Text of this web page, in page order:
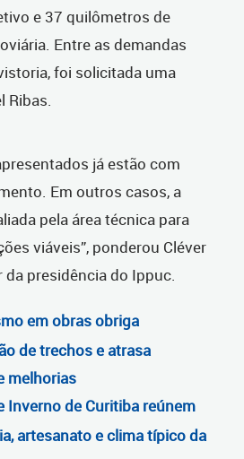
e 37 quilômetros de
Entre as demandas
foi solicitada uma
Ribas.
já estão com
Em outros casos, a
pela área técnica para
viáveis”, ponderou Cléver
da presidência do Ippuc.
em obras obriga
de trechos e atrasa
melhorias
Inverno de Curitiba reúnem
artesanato e clima típico da